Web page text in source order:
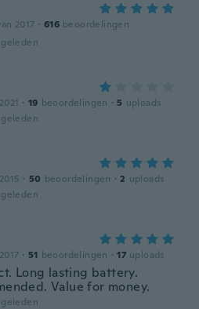
2017 · 616 beoordelingen
· 19 beoordelingen · 5 uploads
· 50 beoordelingen · 2 uploads
· 51 beoordelingen · 17 uploads
Long lasting battery.
Value for money.